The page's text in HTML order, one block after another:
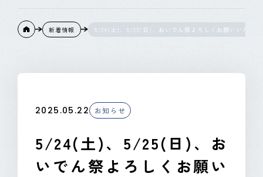
ニュース
OKAYA&CO.,LTD Instagram
新着情報 5/24(土)、5/25(日)、おいでん祭よろしくお願いいたし
2025.05.22 お知らせ
5/24(土)、5/25(日)、お
いでん祭よろしくお願い